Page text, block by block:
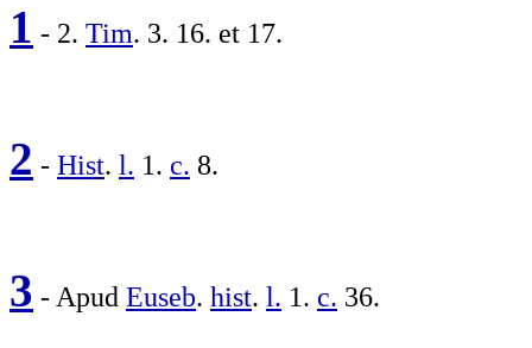
1 - 2. Tim. 3. 16. et 17.
2 - Hist. l. 1. c. 8.
3 - Apud Euseb. hist. l. 1. c. 36.